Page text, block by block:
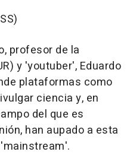
profesor de la
y 'youtuber', Eduardo
plataformas como
ciencia y, en
del que es
han aupado a esta